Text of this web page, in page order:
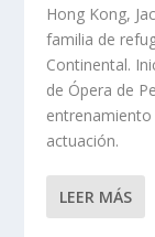
Hong Kong,
familia de
Continental.
de Ópera de
actuación.
LEER MÁS